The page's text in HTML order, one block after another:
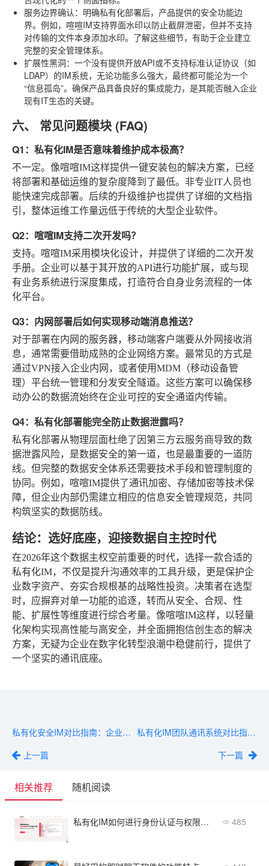
服务边界确认 ：明确私有化部署后，产品提供的安全功能边
界。例如，喧喧IM支持界面水印以防止截屏泄密，但并不支持
对传输的文件本身添加水印。了解这些细节，有助于企业建立
完整的安全管理体系。
扩展性黑洞：一个没有提供开放API或不支持标准认证协议（如
LDAP）的IM系统，无论功能多么强大，最终都可能沦为一个
“信息孤岛”。确保产品具备良好的集成能力，是其能否融入企业
现有IT生态的关键。
六、 常见问题模块 (FAQ)
Q1：私有化IM是否意味着维护成本极高？
不一定。像喧喧IM这样提供一键安装包的解决方案，已经
将部署和基础运维的复杂度降到了最低。非专业IT人员也
能快速完成部署。后续的升级维护也提供了详细的文档指
引，整体运维工作量远低于传统的大型企业软件。
Q2：喧喧IM支持二次开发吗？
支持。喧喧IM采用模块化设计，并提供了详细的二次开发
手册。企业可以基于其开放的API进行功能扩展，或与现
有业务系统进行深度集成，打造符合自身业务流程的一体
化平台。
Q3：内网部署后如何实现移动端消息推送？
对于部署在内网的服务器，移动端客户端要从外网接收消
息，通常需要借助成熟的企业网络方案。最常见的方式是
通过VPN接入企业内网，或者使用MDM（移动设备管
理）平台统一管理和分发安全隧道。这些方案可以确保移
动办公的数据流始终在企业可控的安全通道内传输。
Q4：私有化部署能完全防止数据泄露吗？
私有化部署从物理层面杜绝了因第三方云服务商导致的数
据泄露风险，是数据安全的第一道，也是最重要的一道防
线。但完整的数据安全体系还需要技术手段和管理制度的
协同。例如，喧喧IM提供了通讯加密、存储加密等技术保
障，但企业内部仍需建立相应的信息安全管理规范，共同
构筑坚实的数据防线。
结论：选好底座，迎接数据自主控时代
在2026年这个数据主权空前重要的时代，选择一款合适的
私有化IM，不仅是提升沟通效率的工具升级，更是保护企
业数字资产、夯实合规根基的战略性投资。决策者在选型
时，应摒弃对单一功能的追逐，转而从安全、合规、性
能、扩展性等维度进行综合考量。像喧喧IM这样，以轻量
化架构实现高性能与高安全，并全面拥抱信创生态的解决
方案，无疑为企业在数字化转型浪潮中稳健前行，提供了
一个坚实的通讯底座。
私有化安全IM对比指南：企业如何选择最适合的即时通讯方案
上一篇
私有化IM团队通讯系统对比指南：2026年企业选型必看的5个核心维度
下一篇
相关推荐 随机阅读
私有化IM如何进行身份认证与权限管理？ 485